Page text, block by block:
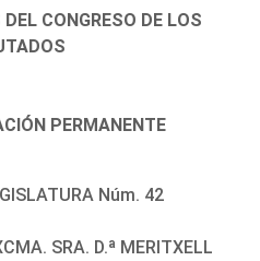
CONGRESO DE LOS
PERMANENTE
Núm. 42
SRA. D.ª MERITXELL